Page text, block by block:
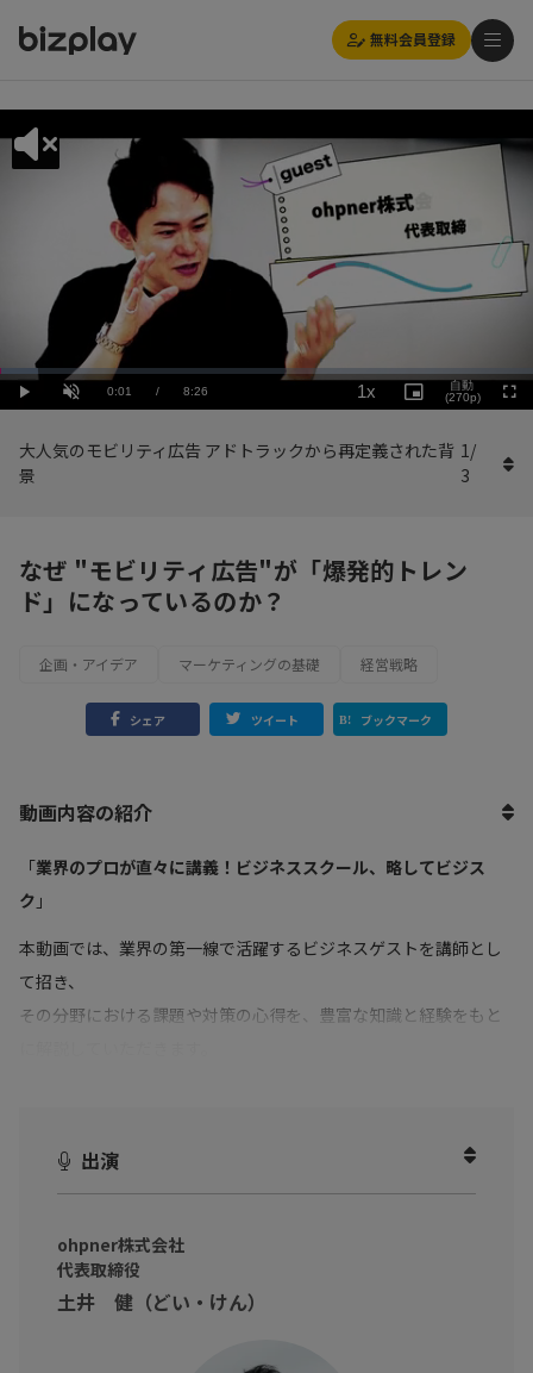
無料会員登録
Play UnmuteCurrent
0:01 / Duration
8:26
Loaded:
7.12%
1x
Playback
Rate
Picture-
in-
自動
(270p)
大人気のモビリティ広告 アドトラックから再定義された背
景
1/
3
なぜ "モビリティ広告"が「爆発的トレン
ド」になっているのか？
企画・アイデア マーケティングの基礎 経営戦略
シェア ツイート ブックマーク
動画内容の紹介
「業界のプロが直々に講義！ビジネススクール、略してビジス
ク 」
本動画では、業界の第一線で活躍するビジネスゲストを講師とし
て招き、
その分野における課題や対策の心得を、豊富な知識と経験をもと
かつてアドトラックと呼ばれていた街中を走る車両広告が、
ントも続々と参入しています。
ナイトワーク系広告の排除やルール整備を経て、ブランドイメー
出演
ohpner株式会社
代表取締役
土井 健（どい・けん）